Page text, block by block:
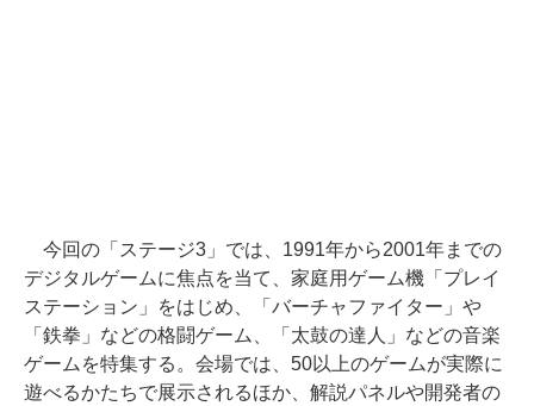
今回の「ステージ3」では、1991年から2001年までの
デジタルゲームに焦点を当て、家庭用ゲーム機「プレイ
ステーション」をはじめ、「バーチャファイター」や
「鉄拳」などの格闘ゲーム、「太鼓の達人」などの音楽
ゲームを特集する。会場では、50以上のゲームが実際に
遊べるかたちで展示されるほか、解説パネルや開発者の